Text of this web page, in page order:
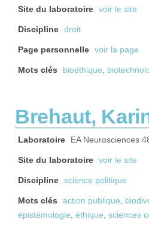
Site du laboratoire voir le site
Discipline droit
Page personnelle voir la page
Mots clés bioéthique,
Brehaut,
Laboratoire EA Neurosciences
Site du laboratoire voir le site
Discipline science politique
Mots clés action publique,
épistémologie, éthique, sciences